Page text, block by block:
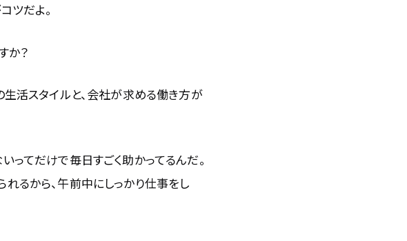
ツだよ。
か？
活スタイルと、会社が求める働き方が
ってだけで毎日すごく助かってるんだ。
るから、午前中にしっかり仕事をし